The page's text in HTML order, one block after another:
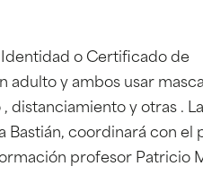
o Certificado de
adulto y ambos usar
distanciamiento y otras . La
Bastián, coordinará con el
profesor Patricio